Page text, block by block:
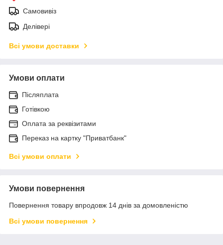
Самовивіз
Делівері
Всі умови доставки
Умови оплати
Післяплата
Готівкою
Оплата за реквізитами
Переказ на картку "Приватбанк"
Всі умови оплати
Умови повернення
Повернення товару впродовж 14 днів за домовленістю
Всі умови повернення